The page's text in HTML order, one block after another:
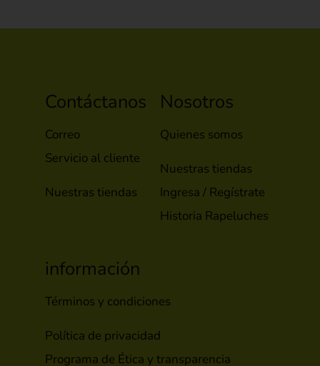
Contáctanos
Correo
Servicio al cliente
Nuestras tiendas
Nosotros
Quienes somos
Nuestras tiendas
Ingresa / Regístrate
Historia Rapeluches
información
Términos y condiciones
Política de privacidad
Programa de Ética y transparencia